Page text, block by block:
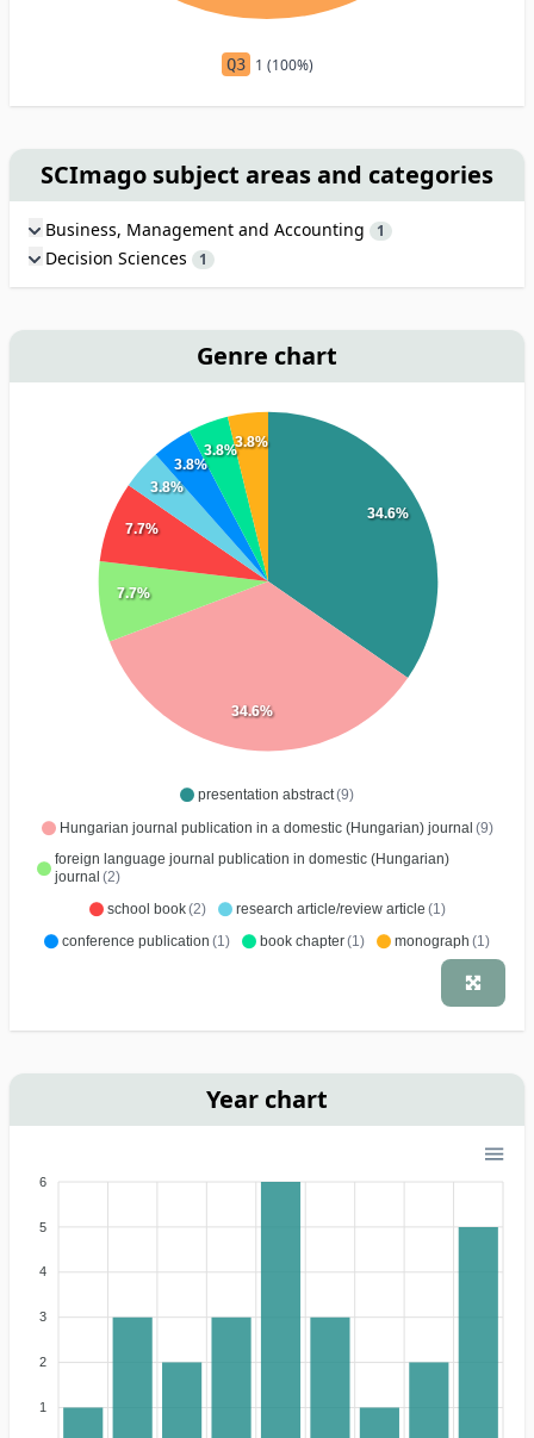
Q3 1 (100%)
SCImago subject areas and categories
Business, Management and Accounting 1
Decision Sciences 1
Genre chart
presentation abstract(9)
Hungarian journal publication in a domestic (Hungarian) journal (9)
foreign language journal publication in domestic (Hungarian)
journal (2)
school book(2) research article/review article (1)
conference publication (1) book chapter(1) monograph (1)
34.6%
34.6%
7.7%
7.7%
3.8%
3.8%
3.8%3.8%
Year chart
6
5
4
3
2
1